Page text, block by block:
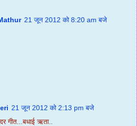
21 जून 2012 को 8:20 am बजे
21 जून 2012 को 2:13 pm बजे
गीत...बधाई ऋता..